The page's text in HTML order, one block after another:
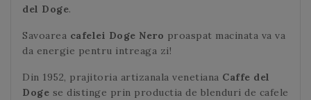
del Doge.
Savoarea cafelei Doge Nero proaspat macinata va va
da energie pentru intreaga zi!
Din 1952, prajitoria artizanala venetiana Caffe del
Doge se distinge prin productia de blenduri de cafele